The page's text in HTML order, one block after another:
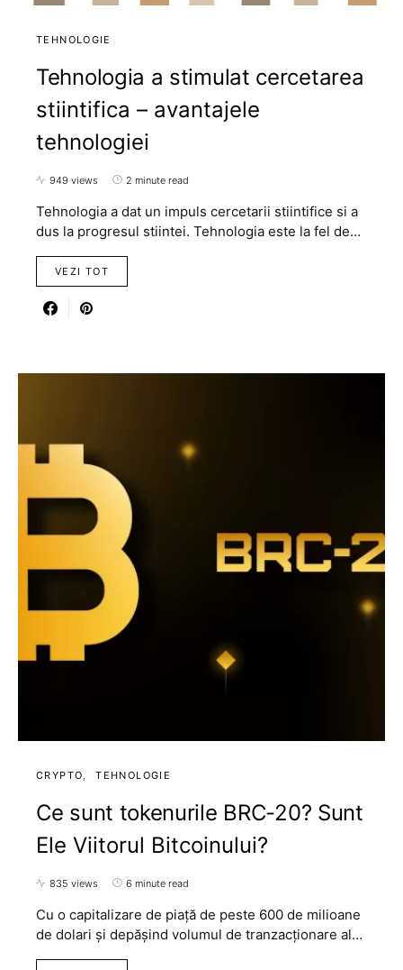
TEHNOLOGIE
Tehnologia a stimulat cercetarea
stiintifica – avantajele
tehnologiei
949 views 2 minute read
Tehnologia a dat un impuls cercetarii stiintifice si a
dus la progresul stiintei. Tehnologia este la fel de…
VEZI TOT
CRYPTO TEHNOLOGIE
Ce sunt tokenurile BRC-20? Sunt
Ele Viitorul Bitcoinului?
835 views 6 minute read
Cu o capitalizare de piață de peste 600 de milioane
de dolari și depășind volumul de tranzacționare al…